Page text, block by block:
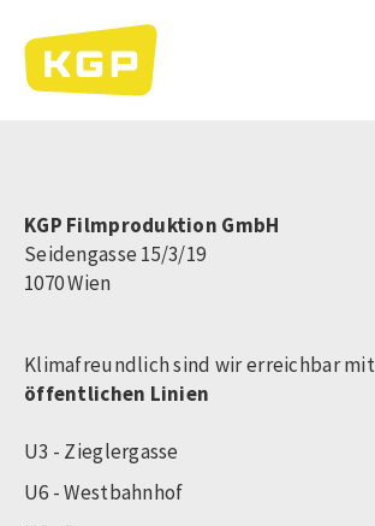
main
content
KGP Filmproduktion GmbH
Seidengasse 15/3/19
1070 Wien
Klimafreundlich sind wir erreichbar
öffentlichen Linien
U3 - Zieglergasse
U6 - Westbahnhof